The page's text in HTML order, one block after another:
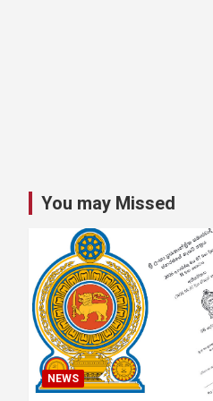
You may Missed
NEWS